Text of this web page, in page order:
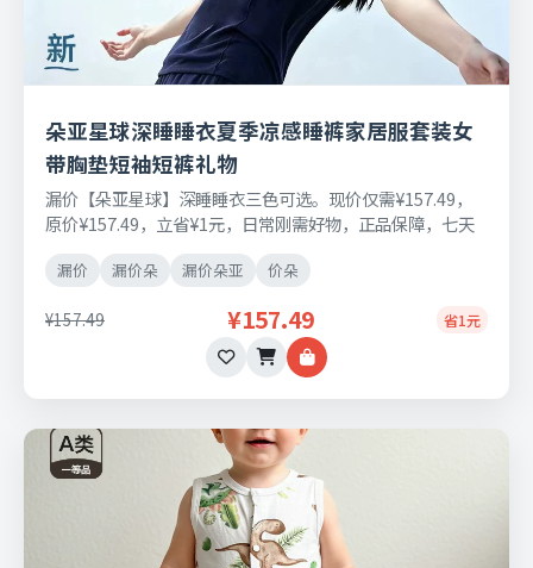
朵亚星球深睡睡衣夏季凉感睡裤家居服套装女
带胸垫短袖短裤礼物
漏价【朵亚星球】深睡睡衣三色可选。现价仅需¥157.49，
原价¥157.49，立省¥1元，日常刚需好物，正品保障，七天
漏价 漏价朵 漏价朵亚 价朵
¥157.49 ¥157.49 省1元